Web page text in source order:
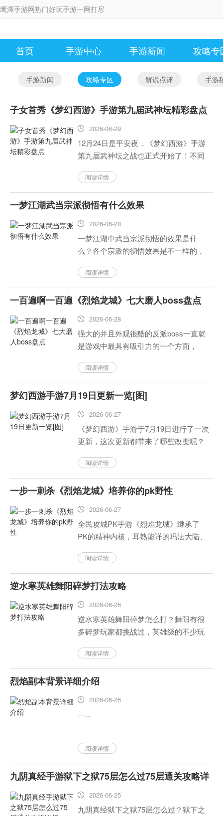
鹰潭手游网热门好玩手游一网打尽
首页 手游中心 手游新闻 攻略专
手游新闻 攻略专区 解说点评 手游
子女首秀《梦幻西游》手游第九届武神坛精彩盘点
2026-06-29
12月24日是平安夜，《梦幻西游》手游
第九届武神坛之战也正式开始了！不同
系统的首次亮相，在这个舞台上，各路
精英战队向玩家们展示出了他们强大的
实力。最后，紫禁之巅服务器...
阅读详情
一梦江湖武当宗派彻悟有什么效果
2026-06-28
一梦江湖中武当宗派彻悟的效果是什
么？各个宗派的彻悟效果是不一样的，
斗状态的时候可以随时切换领悟和彻悟
两种效果。下面为大家整理出《一梦江
湖》所有门派宗派彻悟效果一览表。...
阅读详情
一百遍啊一百遍《烈焰龙城》七大磨人boss盘点
2026-06-28
强大的并且外观很酷的反派boss一直就
是游戏中最具有吸引力的一个方面，
的对战模式之外还有一系列个性鲜明的
不同大Boss等着各位勇者来挑战！有了
队友的帮助之后再加上自己...
阅读详情
梦幻西游手游7月19日更新一览[图]
2026-06-27
《梦幻西游》手游于7月19日进行了一次
更新，这次更新都带来了哪些改变呢？
么？本文作者为《梦幻西游》手游7月19
日更新内容一览！...
阅读详情
一步一刺杀《烈焰龙城》培养你的pk野性
2026-06-27
全民攻城PK手游《烈焰龙城》继承了
PK的精神内核，耳熟能详的玛法大陆、
玩法，一定会给热爱PK的玩家朋友们带
来更加刺激的新体验。其中野外自由PK
是游戏的主要玩法，在任何...
阅读详情
逆水寒英雄舞阳碎梦打法攻略
2026-06-26
逆水寒英雄舞阳碎梦怎么打？舞阳有很
多碎梦玩家都挑战过，英雄级的不少玩
编就给大家带来逆水寒英雄舞阳碎梦打
法攻略，大家一起来看看吧。...
阅读详情
烈焰副本背景详细介绍
2026-06-26
---...
阅读详情
九阴真经手游狱下之狱75层怎么过75层通关攻略详
析
2026-06-25
九阴真经狱下之狱75层怎么过？狱下之